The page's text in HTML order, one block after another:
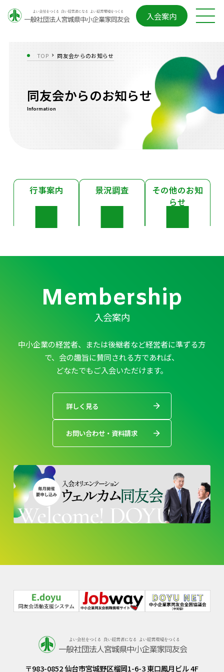
入会案内
TOP 同友会からのお知らせ
同友会からのお知らせ
Information
行事案内 景況調査
その他のお知
らせ
Membership
入会案内
中小企業の経営者、または後継者など経営者に準ずる方
で、会の趣旨に賛同される方であれば、
どなたでもご入会いただけます。
詳しく見る
お問い合わせ・資料請求
〒983-0852 仙台市宮城野区榴岡1-6-3 東口鳳月ビル 4F